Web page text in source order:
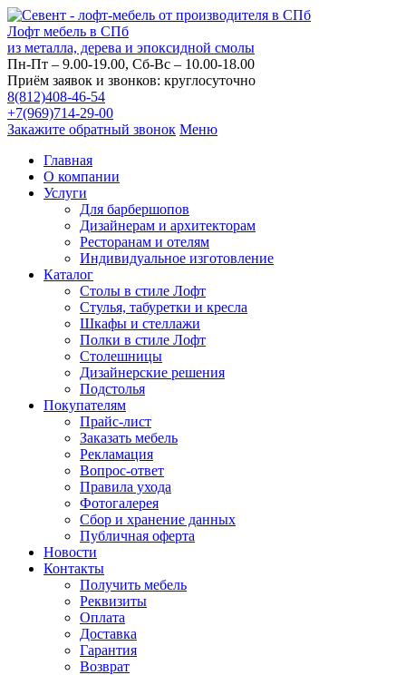
Лофт мебель в СПб
из металла, дерева и эпоксидной смолы
Пн-Пт – 9.00-19.00, Сб-Вс – 10.00-18.00
Приём заявок и звонков: круглосуточно
8(812)408-46-54
+7(969)714-29-00
Закажите обратный звонок Меню
Главная
О компании
Услуги
Для барбершопов
Дизайнерам и архитекторам
Ресторанам и отелям
Индивидуальное изготовление
Каталог
Столы в стиле Лофт
Стулья, табуретки и кресла
Шкафы и стеллажи
Полки в стиле Лофт
Столешницы
Дизайнерские решения
Подстолья
Покупателям
Прайс-лист
Заказать мебель
Рекламация
Вопрос-ответ
Правила ухода
Фотогалерея
Сбор и хранение данных
Публичная оферта
Новости
Контакты
Получить мебель
Реквизиты
Оплата
Доставка
Гарантия
Возврат